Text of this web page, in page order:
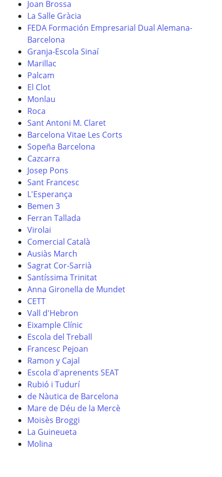
Joan Brossa
La Salle Gràcia
FEDA Formación Empresarial Dual Alemana-
Barcelona
Granja-Escola Sinaí
Marillac
Palcam
El Clot
Monlau
Roca
Sant Antoni M. Claret
Barcelona Vitae Les Corts
Sopeña Barcelona
Cazcarra
Josep Pons
Sant Francesc
L'Esperança
Bemen 3
Ferran Tallada
Virolai
Comercial Català
Ausiàs March
Sagrat Cor-Sarrià
Santíssima Trinitat
Anna Gironella de Mundet
CETT
Vall d'Hebron
Eixample Clínic
Escola del Treball
Francesc Pejoan
Ramon y Cajal
Escola d'aprenents SEAT
Rubió i Tudurí
de Nàutica de Barcelona
Mare de Déu de la Mercè
Moisès Broggi
La Guineueta
Molina